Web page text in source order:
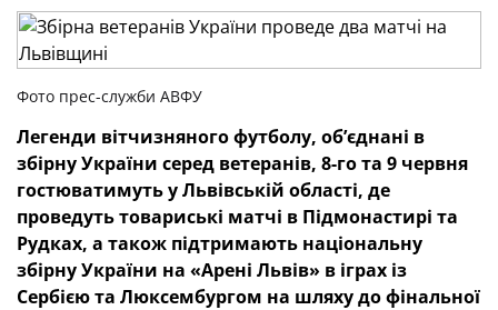
Фото прес-служби АВФУ
Легенди вітчизняного футболу, об’єднані в
збірну України серед ветеранів, 8-го та 9 червня
гостюватимуть у Львівській області, де
проведуть товариські матчі в Підмонастирі та
Рудках, а також підтримають національну
збірну України на «Арені Львів» в іграх із
Сербією та Люксембургом на шляху до фінальної